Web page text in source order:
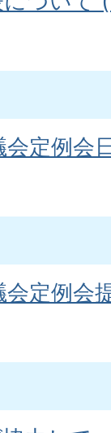
定例会
定例会